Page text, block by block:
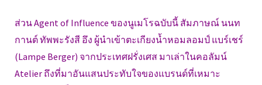
ส่วน Agent of Influence ของนูเมโรฉบับนี้ สัมภาษณ์ นนท
กานต์ ทัพพะรังสี อึง ผู้นำเข้าตะเกียงน้ำหอมลอมป์ แบร์เชร์
(Lampe Berger) จากประเทศฝรั่งเศส มาเล่าในคอลัมน์
Atelier ถึงที่มาอันแสนประทับใจของแบรนด์ที่เหมาะ